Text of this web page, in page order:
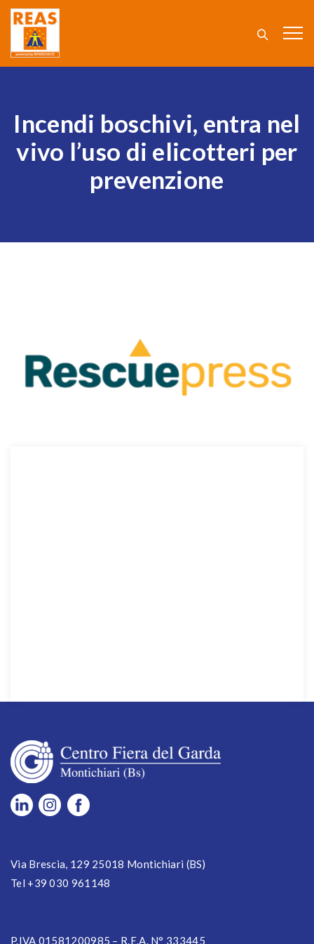
Incendi boschivi, entra nel
vivo l’uso di elicotteri per
prevenzione
Via Brescia, 129 25018 Montichiari (BS)
Tel +39 030 961148
P.IVA 01581200985 – R.E.A. N° 333445